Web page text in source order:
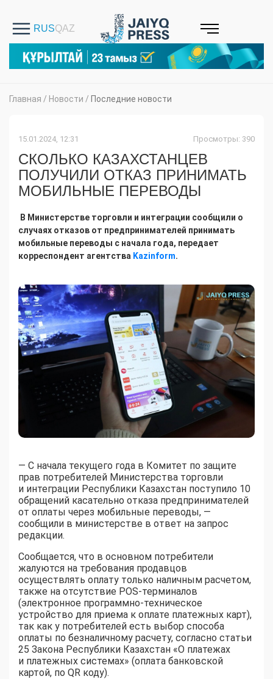
Главная / Новости / Последние новости
15.01.2024, 12:31 Просмотры: 390
СКОЛЬКО КАЗАХСТАНЦЕВ
ПОЛУЧИЛИ ОТКАЗ ПРИНИМАТЬ
МОБИЛЬНЫЕ ПЕРЕВОДЫ
В Министерстве торговли и интеграции сообщили о
случаях отказов от предпринимателей принимать
мобильные переводы с начала года, передает
корреспондент агентства Kazinform.
— С начала текущего года в Комитет по защите
прав потребителей Министерства торговли
и интеграции Республики Казахстан поступило 10
обращений касательно отказа предпринимателей
от оплаты через мобильные переводы, —
сообщили в министерстве в ответ на запрос
редакции.
Сообщается, что в основном потребители
жалуются на требования продавцов
осуществлять оплату только наличным расчетом,
также на отсутствие POS-терминалов
(электронное программно-техническое
устройство для приема к оплате платежных карт),
так как у потребителей есть выбор способа
оплаты по безналичному расчету, согласно статьи
25 Закона Республики Казахстан «О платежах
и платежных системах» (оплата банковской
картой, по QR коду).